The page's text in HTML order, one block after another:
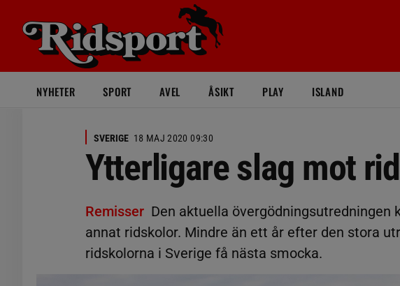
NYHETER SPORT AVEL ÅSIKT PLAY ISLAND
SVERIGE 18 MAJ 2020 09:30
Ytterligare slag mot
Remisser Den aktuella övergödningsutredningen
annat ridskolor. Mindre än ett år efter den stora
ridskolorna i Sverige få nästa smocka.